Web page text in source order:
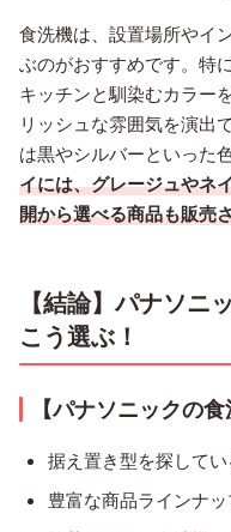
食洗機は、設置場所やイ
ぶのがおすすめです。特
キッチンと馴染むカラー
リッシュな雰囲気を演出
は黒やシルバーといった
イには、グレージュやネ
開から選べる商品も販売
【結論】パナソニ
こう選ぶ！
【パナソニックの
据え置き型を探して
豊富な商品ラインナ